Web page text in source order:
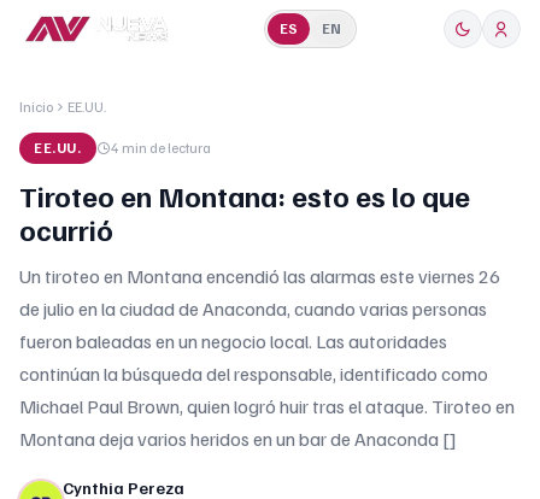
ES EN
Inicio EE.UU.
EE.UU. 4 min de lectura
Tiroteo en Montana: esto es lo que
ocurrió
Un tiroteo en Montana encendió las alarmas este viernes 26
de julio en la ciudad de Anaconda, cuando varias personas
fueron baleadas en un negocio local. Las autoridades
continúan la búsqueda del responsable, identificado como
Michael Paul Brown, quien logró huir tras el ataque. Tiroteo en
Montana deja varios heridos en un bar de Anaconda []
Cynthia Pereza